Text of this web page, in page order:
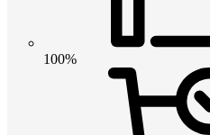
100%